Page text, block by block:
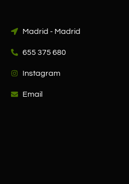
Madrid - Madrid
655 375 680
Instagram
Email